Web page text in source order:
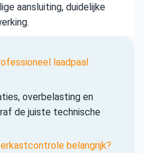
aansluiting, duidelijke
laadpaal
overbelasting en
de juiste technische
belangrijk?